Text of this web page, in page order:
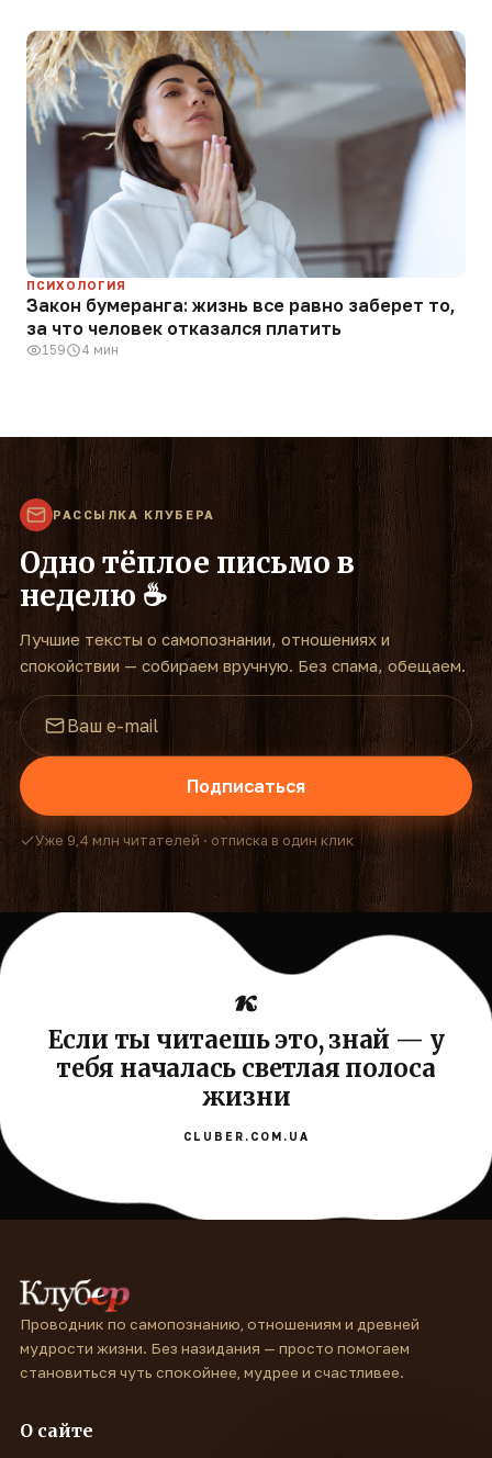
ПСИХОЛОГИЯ
Закон бумеранга: жизнь все равно заберет то,
за что человек отказался платить
159 4 мин
РАССЫЛКА КЛУБЕРА
Одно тёплое письмо в
неделю ☕
Лучшие тексты о самопознании, отношениях и
спокойствии — собираем вручную. Без спама, обещаем.
Подписаться
Уже 9,4 млн читателей · отписка в один клик
Если ты читаешь это, знай — у
тебя началась светлая полоса
жизни
CLUBER.COM.UA
Проводник по самопознанию, отношениям и древней
мудрости жизни. Без назидания — просто помогаем
становиться чуть спокойнее, мудрее и счастливее.
О сайте